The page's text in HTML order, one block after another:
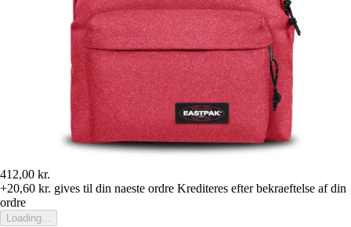
412,00 kr.
+20,60 kr. gives til din naeste ordre Krediteres efter bekraeftelse af din
ordre
Loading...